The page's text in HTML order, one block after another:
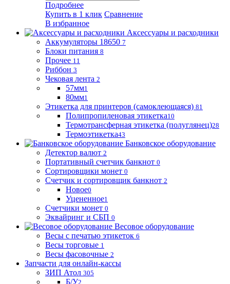
Подробнее
Купить в 1 клик Сравнение
В избранное
Аксессуары и расходники
Аккумуляторы 18650 7
Блоки питания 8
Прочее 11
Риббон 3
Чековая лента 2
57мм1
80мм1
Этикетка для принтеров (самоклеющаяся) 81
Полипропиленовая этикетка10
Термотрансферная этикетка (полуглянец)28
Термоэтикетка43
Банковское оборудование
Детектор валют 2
Портативный счетчик банкнот 0
Сортировщики монет 0
Счетчик и сортировщик банкнот 2
Новое0
Уцененное1
Счетчики монет 0
Эквайринг и СБП 0
Весовое оборудование
Весы с печатью этикеток 6
Весы торговые 1
Весы фасовочные 2
Запчасти для онлайн-кассы
ЗИП Атол 305
Б/У2